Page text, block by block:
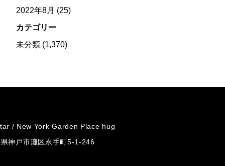
2022年8月 (25)
カテゴリー
未分類(1,370)
/ New York Garden Place hug
神戸市灘区永手町5-1-246